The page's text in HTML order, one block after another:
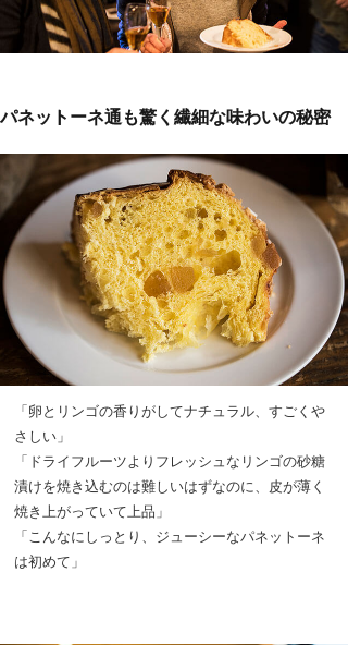
パネットーネ通も驚く繊細な味わいの秘密
「卵とリンゴの香りがしてナチュラル、すごくや
さしい」
「ドライフルーツよりフレッシュなリンゴの砂糖
漬けを焼き込むのは難しいはずなのに、皮が薄く
焼き上がっていて上品」
「こんなにしっとり、ジューシーなパネットーネ
は初めて」